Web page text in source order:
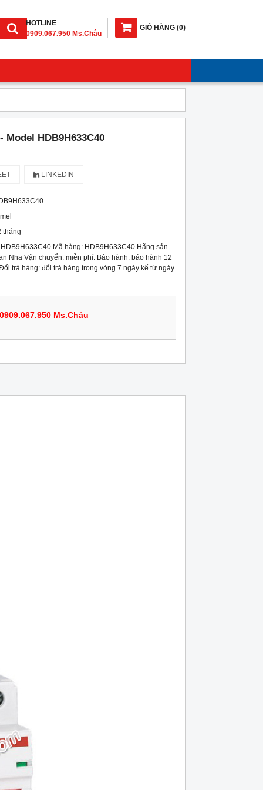
GIỎ HÀNG (0)
HOTLINE
0909.067.950 Ms.Châu
Model HDB9H633C40
LINKEDIN
tháng
Mã hàng: HDB9H633C40 Hãng sản
Nha Vận chuyển: miễn phí. Bảo hành: bảo hành 12
trả hàng: đổi trả hàng trong vòng 7 ngày kể từ ngày
0909.067.950 Ms.Châu